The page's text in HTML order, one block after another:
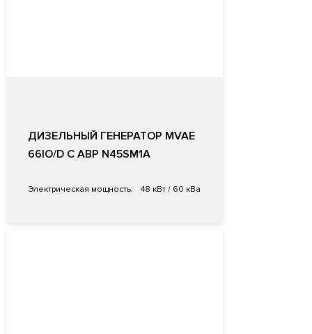
ДИЗЕЛЬНЫЙ ГЕНЕРАТОР MVAE
66IO/D С АВР N45SM1A
Электрическая мощность: 48 кВт / 60 кВа